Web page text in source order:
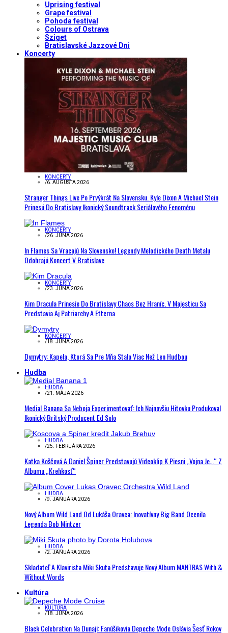
Uprising festival
Grape festival
Pohoda festival
Colours of Ostrava
Sziget
Bratislavské Jazzové Dni
Koncerty
KONCERTY
/6. AUGUSTA 2026
Stranger Things Live Po Prvýkrát Na Slovensku. Kyle Dixon A Michael Stein
Prinesú Do Bratislavy Ikonický Soundtrack Seriálového Fenoménu
KONCERTY
/26. JÚNA 2026
In Flames Sa Vracajú Na Slovensko! Legendy Melodického Death Metalu
Odohrajú Koncert V Bratislave
KONCERTY
/23. JÚNA 2026
Kim Dracula Prinesie Do Bratislavy Chaos Bez Hraníc. V Majesticu Sa
Predstavia Aj Patriarchy A Etterna
KONCERTY
/18. JÚNA 2026
Dymytry: Kapela, Ktorá Sa Pre Mňa Stala Viac Než Len Hudbou
Hudba
HUDBA
/21. MÁJA 2026
Medial Banana Sa Neboja Experimentovať: Ich Najnovšiu Hitovku Produkoval
Ikonický Britský Producent Ed Solo
HUDBA
/25. FEBRUÁRA 2026
Katka Koščová A Daniel Špiner Predstavujú Videoklip K Piesni „Vojna Je…“ Z
Albumu „Krehkosť“
HUDBA
/9. JANUÁRA 2026
Nový Album Wild Land Od Lukáša Oravca: Inovatívny Big Band Ocenila
Legenda Bob Mintzer
HUDBA
/2. JANUÁRA 2026
Skladateľ A Klavirista Miki Skuta Predstavuje Nový Album MANTRAS With &
Without Words
Kultúra
KULTÚRA
/18. JÚNA 2026
Black Celebration Na Dunaji: Fanúšikovia Depeche Mode Oslávia Šesť Rokov